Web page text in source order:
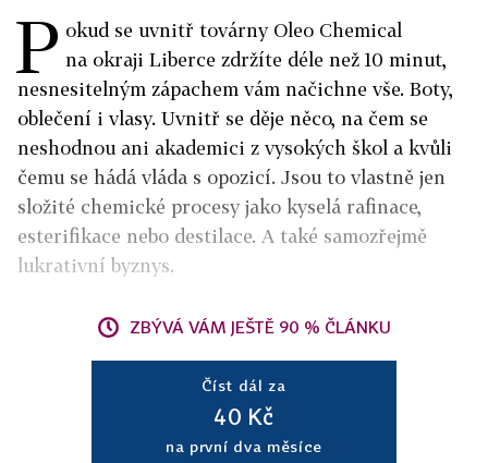
P okud se uvnitř továrny Oleo Chemical
na okraji Liberce zdržíte déle než 10 minut,
nesnesitelným zápachem vám načichne vše. Boty,
oblečení i vlasy. Uvnitř se děje něco, na čem se
neshodnou ani akademici z vysokých škol a kvůli
čemu se hádá vláda s opozicí. Jsou to vlastně jen
složité chemické procesy jako kyselá rafinace,
esterifikace nebo destilace. A také samozřejmě
lukrativní byznys.
ZBÝVÁ VÁM JEŠTĚ 90 % ČLÁNKU
Číst dál za
40 Kč
na první dva měsíce